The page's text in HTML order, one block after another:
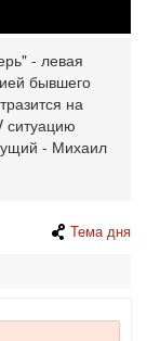
- левая
бывшего
на
ситуацию
- Михаил
Тема дня